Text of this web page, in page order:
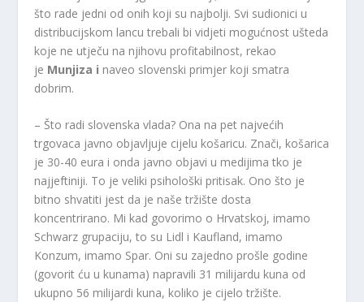
što rade jedni od onih koji su najbolji. Svi sudionici u
distribucijskom lancu trebali bi vidjeti mogućnost ušteda
koje ne utječu na njihovu profitabilnost, rekao
je Munjiza i naveo slovenski primjer koji smatra
dobrim.
– Što radi slovenska vlada? Ona na pet najvećih
trgovaca javno objavljuje cijelu košaricu. Znači, košarica
je 30-40 eura i onda javno objavi u medijima tko je
najjeftiniji. To je veliki psihološki pritisak. Ono što je
bitno shvatiti jest da je naše tržište dosta
koncentrirano. Mi kad govorimo o Hrvatskoj, imamo
Schwarz grupaciju, to su Lidl i Kaufland, imamo
Konzum, imamo Spar. Oni su zajedno prošle godine
(govorit ću u kunama) napravili 31 milijardu kuna od
ukupno 56 milijardi kuna, koliko je cijelo tržište.